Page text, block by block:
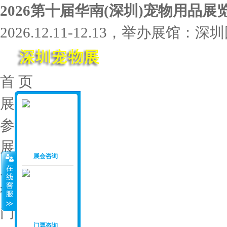
2026第十届华南(深圳)宠物用品展
2026.12.11-12.13，举办展馆：深
首 页
展会介绍
参展范围
展位价格
展会资料
往届回顾
门票申请
展会咨询
门票咨询